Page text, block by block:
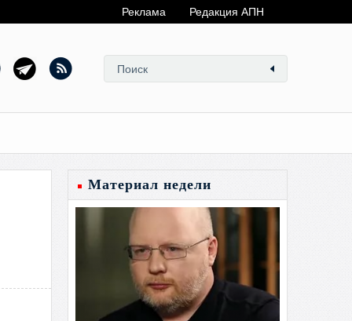
Реклама Редакция АПН
Материал недели